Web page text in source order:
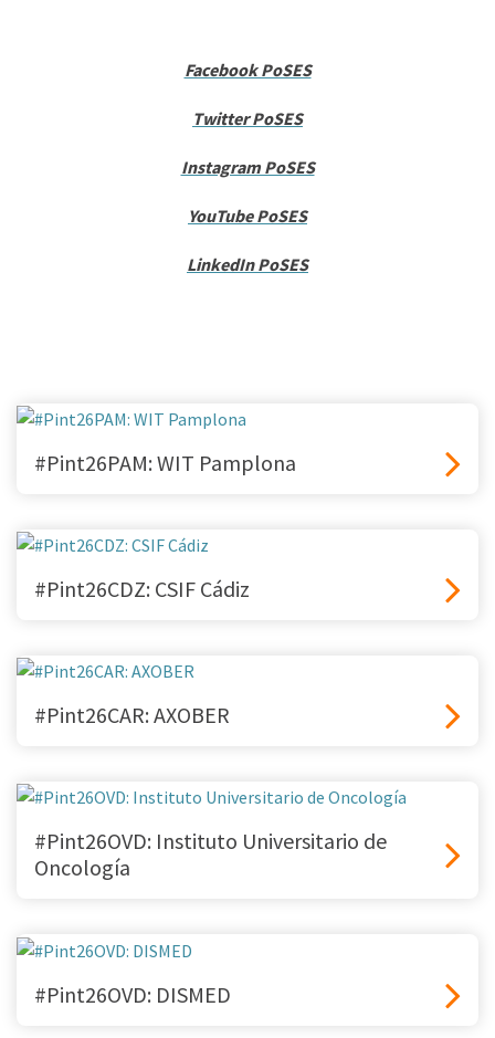
Facebook PoSES
Twitter PoSES
Instagram PoSES
YouTube PoSES
LinkedIn PoSES
#Pint26PAM: WIT Pamplona
#Pint26CDZ: CSIF Cádiz
#Pint26CAR: AXOBER
#Pint26OVD: Instituto Universitario de
Oncología
#Pint26OVD: DISMED